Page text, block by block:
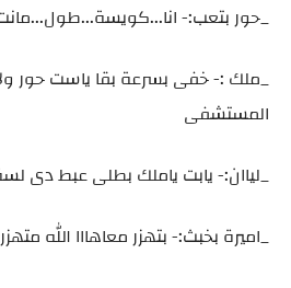
_حور بتعب:-
_ملك :- خفى بسرعة بقا ياست حور
المستشفى
_لياان:- يابت ياملك بطلى عبط دى
_اميرة بخبث:- بتهزر معاهااا الله